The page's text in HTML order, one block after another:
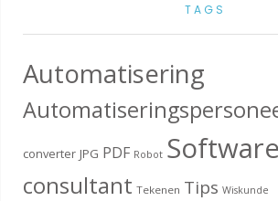
TAGS
Automatisering
converter JPG PDF Robot Software
consultant Tekenen Tips Wiskunde